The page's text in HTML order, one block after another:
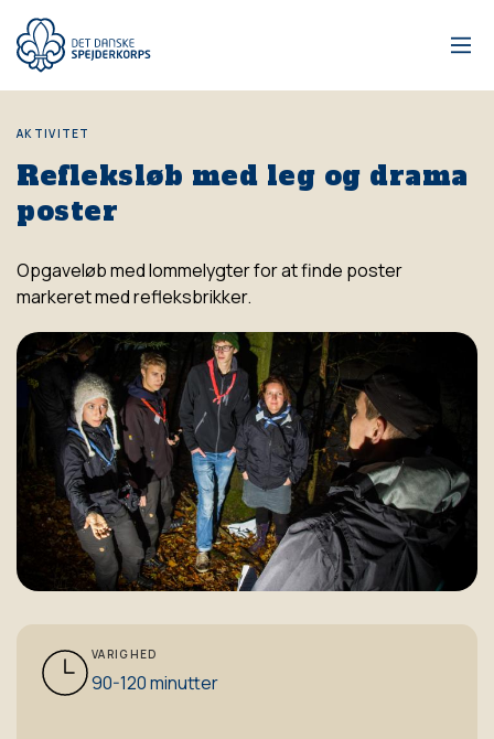
hovedindhold
AKTIVITET
Refleksløb med leg og drama
poster
Opgaveløb med lommelygter for at finde poster
markeret med refleksbrikker.
VARIGHED
90-120 minutter